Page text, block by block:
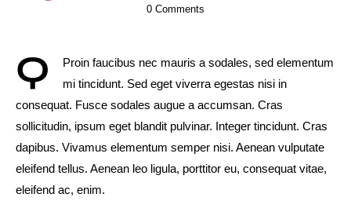
0 Comments
Q
Proin faucibus nec mauris a sodales, sed elementum
mi tincidunt. Sed eget viverra egestas nisi in
consequat. Fusce sodales augue a accumsan. Cras
sollicitudin, ipsum eget blandit pulvinar. Integer tincidunt. Cras
dapibus. Vivamus elementum semper nisi. Aenean vulputate
eleifend tellus. Aenean leo ligula, porttitor eu, consequat vitae,
eleifend ac, enim.